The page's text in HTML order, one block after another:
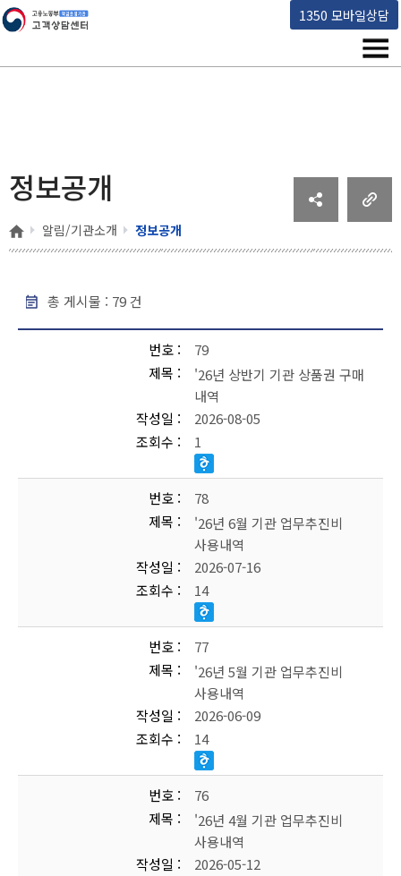
1350 모바일상담
고용노동부 책임운영기관 고객상담센터
메
정보공개
홈 알림/기관소개 정보공개
총 게시물 : 79건
정보공개 - 번호, 제목, 작성일, 조회 , 파일
번호
79
제목
'26년 상반기 기관 상품권 구매
내역
작성일
2026-08-05
조회수
1
번호
78
제목
'26년 6월 기관 업무추진비
사용내역
작성일
2026-07-16
조회수
14
번호
77
제목
'26년 5월 기관 업무추진비
사용내역
작성일
2026-06-09
조회수
14
번호
76
제목
'26년 4월 기관 업무추진비
사용내역
작성일
2026-05-12